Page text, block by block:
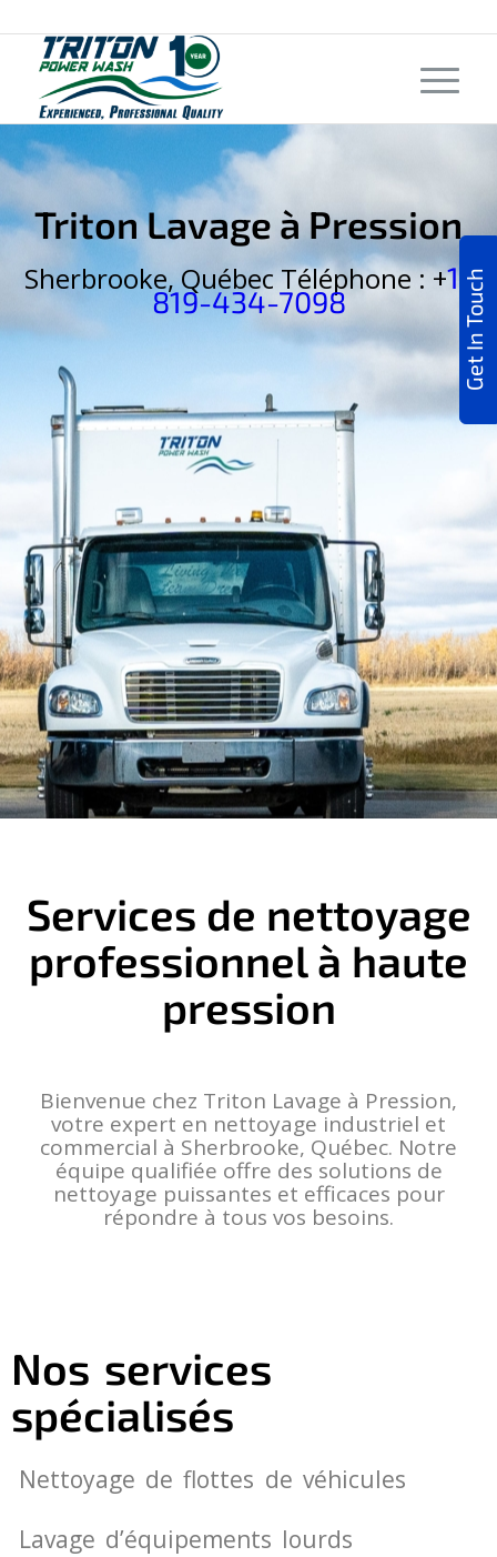
Triton Lavage à Pression
Sherbrooke, Québec Téléphone : +1-
819-434-7098
Services de nettoyage
professionnel à haute
pression
Bienvenue chez Triton Lavage à Pression,
votre expert en nettoyage industriel et
commercial à Sherbrooke, Québec. Notre
équipe qualifiée offre des solutions de
nettoyage puissantes et efficaces pour
répondre à tous vos besoins.
Nos services
spécialisés
Nettoyage de flottes de véhicules
Lavage d’équipements lourds
Get In Touch